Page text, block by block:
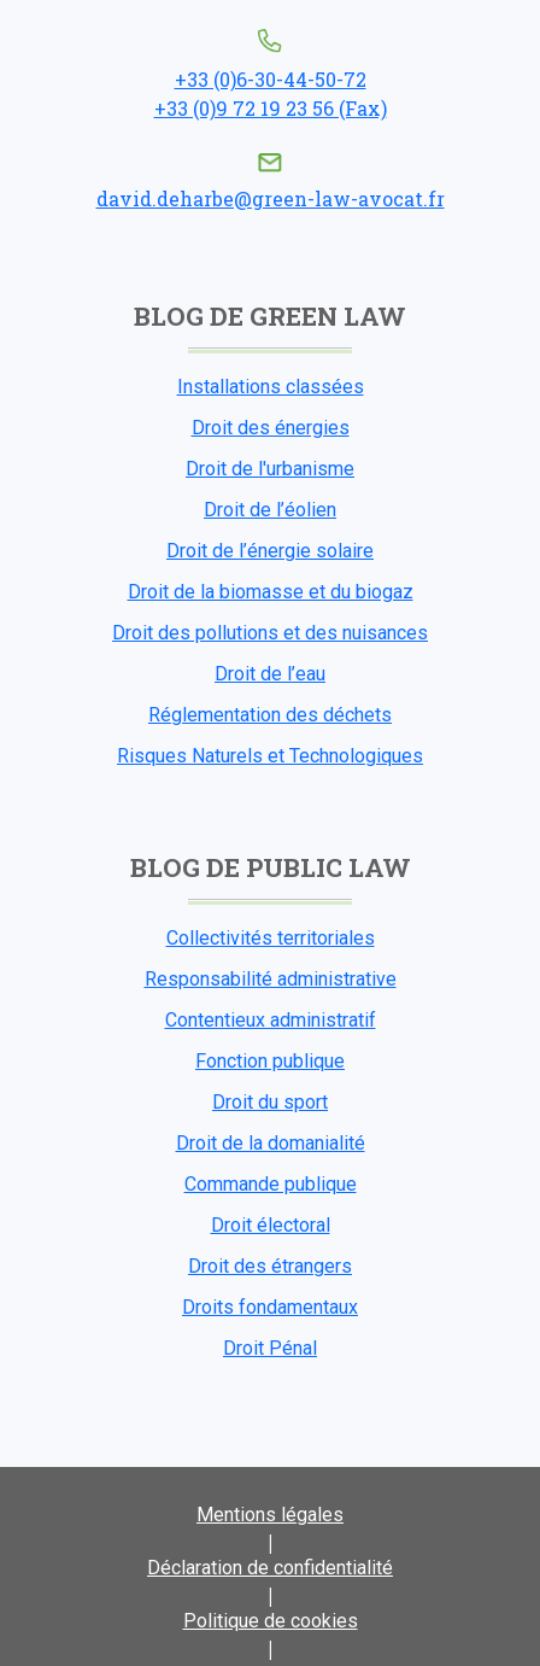
+33 (0)6-30-44-50-72
+33 (0)9 72 19 23 56 (Fax)
david.deharbe@green-law-avocat.fr
BLOG DE GREEN LAW
Installations classées
Droit des énergies
Droit de l'urbanisme
Droit de l’éolien
Droit de l’énergie solaire
Droit de la biomasse et du biogaz
Droit des pollutions et des nuisances
Droit de l’eau
Réglementation des déchets
Risques Naturels et Technologiques
BLOG DE PUBLIC LAW
Collectivités territoriales
Responsabilité administrative
Contentieux administratif
Fonction publique
Droit du sport
Droit de la domanialité
Commande publique
Droit électoral
Droit des étrangers
Droits fondamentaux
Droit Pénal
Mentions légales
|
Déclaration de confidentialité
|
Politique de cookies
|